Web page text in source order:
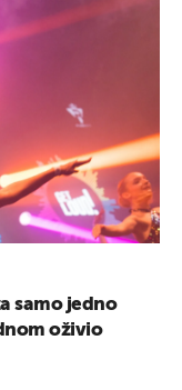
samo jedno
oživio